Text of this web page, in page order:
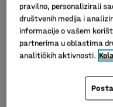
pravilno, personalizirali
društvenih medija i
informacije o vašem
partnerima u oblastima
analitičkih aktivnosti.